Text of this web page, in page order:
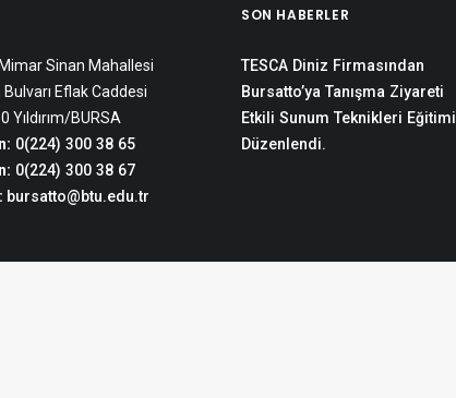
Mimar Sinan Mahallesi
Eflak Caddesi
Yıldırım/BURSA
0(224) 300 38 65
0(224) 300 38 67
bursatto@btu.edu.tr
SON HABERLER
TESCA Diniz Firmasından
Bursatto’ya Tanışma Ziyareti
Etkili Sunum Teknikleri Eğitimi
Düzenlendi.